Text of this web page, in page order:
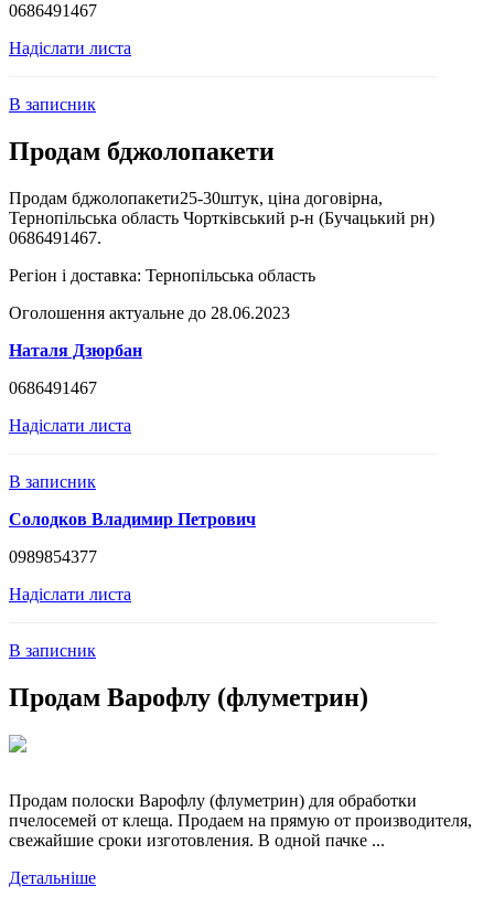
0686491467
Надіслати листа
В записник
Продам бджолопакети
Продам бджолопакети25-30штук, ціна договірна,
Тернопільська область Чортківський р-н (Бучацький рн)
0686491467.
Регіон і доставка: Тернопільська область
Оголошення актуальне до 28.06.2023
Наталя Дзюрбан
0686491467
Надіслати листа
В записник
Солодков Владимир Петрович
0989854377
Надіслати листа
В записник
Продам Варофлу (флуметрин)
Продам полоски Варофлу (флуметрин) для обработки
пчелосемей от клеща. Продаем на прямую от производителя,
свежайшие сроки изготовления. В одной пачке ...
Детальніше